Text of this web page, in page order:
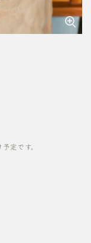
定です。